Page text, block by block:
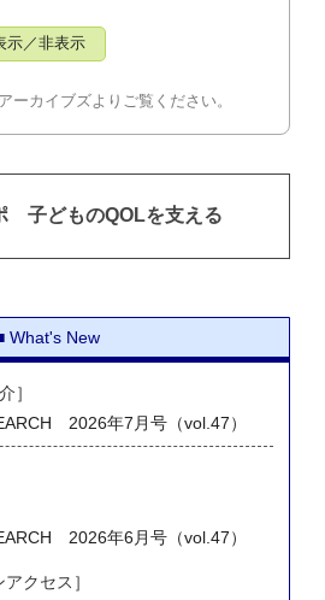
示／非表示
カイブズよりご覧ください。
子どものQOLを支える
What's New
］
2026年7月号（vol.47）
2026年6月号（vol.47）
クセス］